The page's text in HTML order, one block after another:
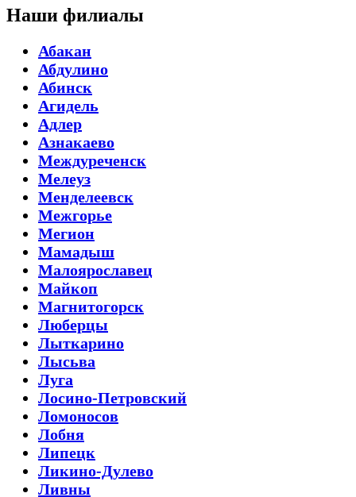
Наши филиалы
Абакан
Абдулино
Абинск
Агидель
Адлер
Азнакаево
Междуреченск
Мелеуз
Менделеевск
Межгорье
Мегион
Мамадыш
Малоярославец
Майкоп
Магнитогорск
Люберцы
Лыткарино
Лысьва
Луга
Лосино-Петровский
Ломоносов
Лобня
Липецк
Ликино-Дулево
Ливны